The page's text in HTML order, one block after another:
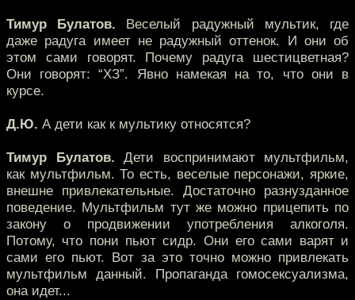
Тимур Булатов. Веселый радужный мультик, где
даже радуга имеет не радужный оттенок. И они об
этом сами говорят. Почему радуга шестицветная?
Они говорят: “ХЗ”. Явно намекая на то, что они в
курсе.
Д.Ю. А дети как к мультику относятся?
Тимур Булатов. Дети воспринимают мультфильм,
как мультфильм. То есть, веселые персонажи, яркие,
внешне привлекательные. Достаточно разнузданное
поведение. Мультфильм тут же можно прицепить по
закону о продвижении употребления алкоголя.
Потому, что пони пьют сидр. Они его сами варят и
сами его пьют. Вот за это точно можно привлекать
мультфильм данный. Пропаганда гомосексуализма,
она идет...